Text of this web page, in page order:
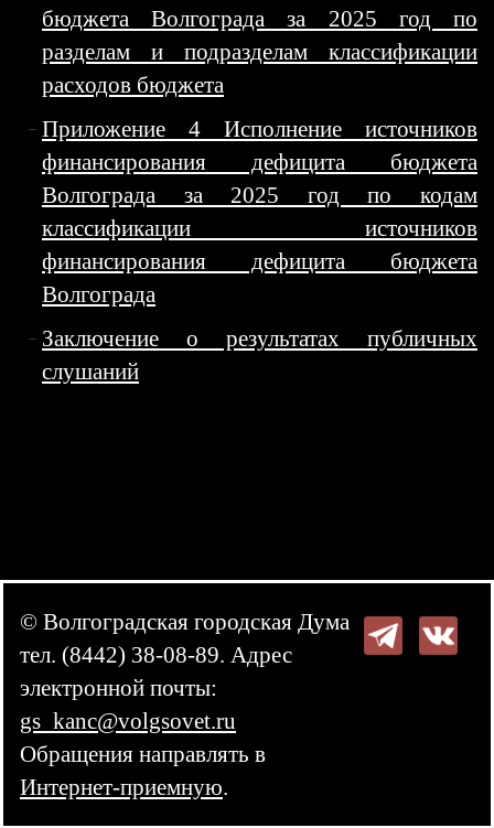
бюджета Волгограда за 2025 год по
разделам и подразделам классификации
расходов бюджета
Приложение 4 Исполнение источников
финансирования дефицита бюджета
Волгограда за 2025 год по кодам
классификации источников
финансирования дефицита бюджета
Волгограда
Заключение о результатах публичных
слушаний
© Волгоградская городская Дума
тел. (8442) 38-08-89. Адрес
электронной почты:
gs_kanc@volgsovet.ru
Обращения направлять в
Интернет-приемную.